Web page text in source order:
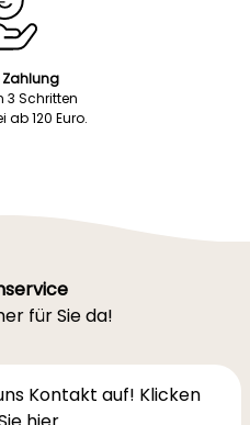
Zahlung
3 Schritten
ab 120 Euro.
für Sie da!
Kontakt auf! Klicken